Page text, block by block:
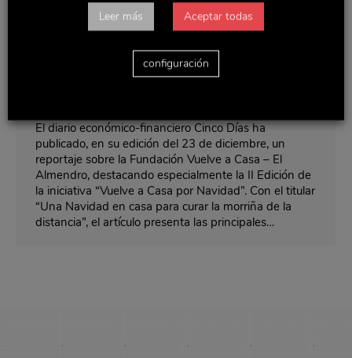
“Una Navidad en casa para curar la
morriña de la distancia”
El diario económico-financiero Cinco Días ha
publicado, en su edición del 23 de diciembre, un
reportaje sobre la Fundación Vuelve a Casa – El
Almendro, destacando especialmente la II Edición de
la iniciativa “Vuelve a Casa por Navidad”. Con el titular
“Una Navidad en casa para curar la morriña de la
distancia”, el artículo presenta las principales…
Leer más Aceptar todas
configuración